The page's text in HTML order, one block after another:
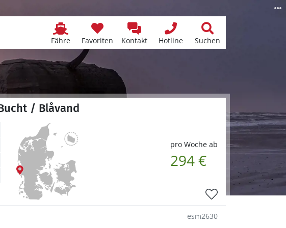
Fähre Favoriten Kontakt Hotline Suchen
/ Blåvand
pro Woche ab
294 €
esm2630